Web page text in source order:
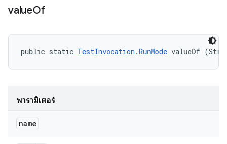
valueOf
public static TestInvocation.RunMode valueOf
พารามิเตอร์
name